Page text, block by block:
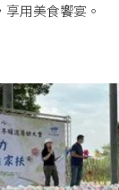
用美食饗宴。